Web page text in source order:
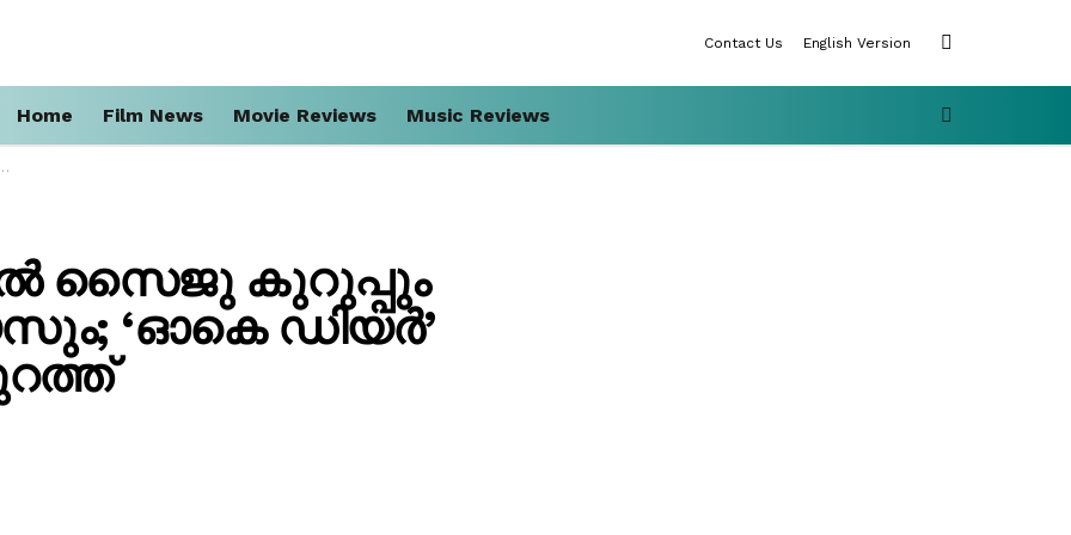
Contact Us English Version
Home Film News Movie Reviews Music Reviews
സൈജു കുറുപ്പും
‘ഓകെ ഡിയർ’